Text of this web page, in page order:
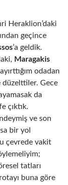
Heraklion’daki
geçince
’a geldik.
Maragakis
odadan
düzelttiler. Gece
da
çıktık.
ve son
bir yol
çevrede vakit
tatları
buna göre